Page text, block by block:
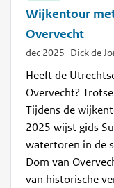
Wijkentour
Overvecht
dec 2025 Dick de
Heeft de
Overvecht?
Tijdens de
2025 wijst gids
watertoren in de
Dom van
van historische